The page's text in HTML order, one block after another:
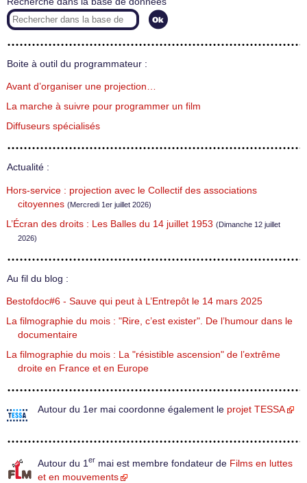
Boite à outil du programmateur :
Avant d’organiser une projection…
La marche à suivre pour programmer un film
Diffuseurs spécialisés
Actualité :
Hors-service : projection avec le Collectif des associations
citoyennes (Mercredi 1er juillet 2026)
L’Écran des droits : Les Balles du 14 juillet 1953 (Dimanche 12 juillet
2026)
Au fil du blog :
Bestofdoc#6 - Sauve qui peut à L’Entrepôt le 14 mars 2025
La filmographie du mois : "Rire, c’est exister". De l’humour dans le
documentaire
La filmographie du mois : La "résistible ascension" de l’extrême
droite en France et en Europe
Autour du 1er mai coordonne également le projet TESSA
Autour du 1 er mai est membre fondateur de Films en luttes
et en mouvements